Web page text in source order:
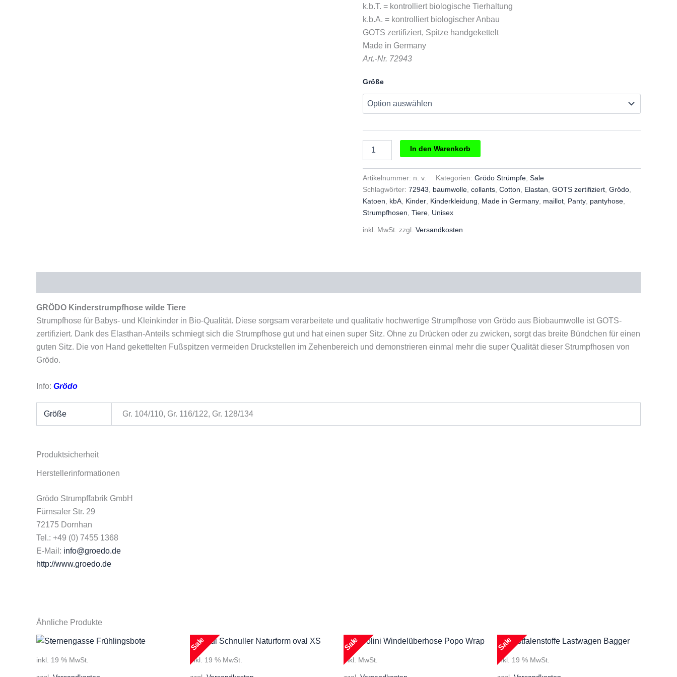
€19,95€14,00.
k.b.T. = kontrolliert biologische Tierhaltung
k.b.A. = kontrolliert biologischer Anbau
GOTS zertifiziert, Spitze handgekettelt
Made in Germany
Art.-Nr. 72943
Größe
Kinderstrumpfhose
Tiere
In den Warenkorb
Artikelnummer: n. v. Kategorien: Grödo Strümpfe Sale
Schlagwörter: 72943 baumwolle collants Cotton Elastan GOTS zertifiziert Grödo
Katoen
kbA Kinder Kinderkleidung Made in Germany maillot Panty pantyhose
Strumpfhosen Tiere Unisex
inkl. MwSt. zzgl. Versandkosten
GRÖDO Kinderstrumpfhose wilde Tiere
Strumpfhose für Babys- und Kleinkinder in Bio-Qualität. Diese sorgsam verarbeitete und qualitativ hochwertige Strumpfhose von Grödo aus Biobaumwolle ist GOTS-
zertifiziert. Dank des Elasthan-Anteils schmiegt sich die Strumpfhose gut und hat einen super Sitz. Ohne zu Drücken oder zu zwicken, sorgt das breite Bündchen für einen
guten Sitz. Die von Hand gekettelten Fußspitzen vermeiden Druckstellen im Zehenbereich und demonstrieren einmal mehr die super Qualität dieser Strumpfhosen von
Grödo.
Info: Grödo
Größe Gr. 104/110, Gr. 116/122, Gr. 128/134
Produktsicherheit
Herstellerinformationen
Grödo Strumpffabrik GmbH
Fürnsaler Str. 29
72175 Dornhan
Tel.: +49 (0) 7455 1368
E-Mail: info@groedo.de
http://www.groedo.de
Ähnliche Produkte
inkl. 19 % MwSt. inkl. 19 % MwSt.
Sale
inkl. MwSt.
Sale
inkl. 19 % MwSt.
Sale